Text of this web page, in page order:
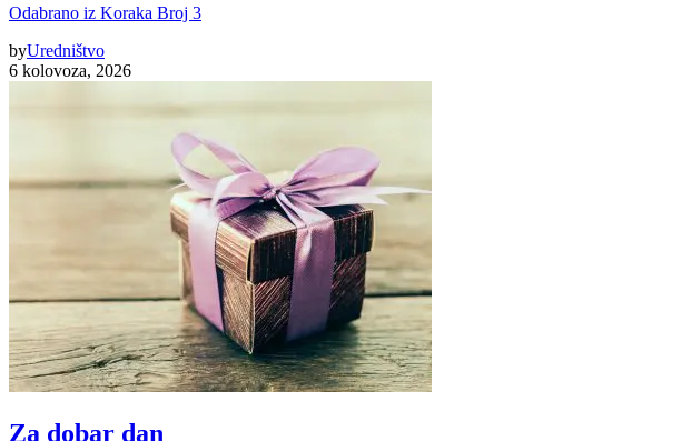
Odabrano iz Koraka Broj 3
byUredništvo
6 kolovoza, 2026
Za dobar dan